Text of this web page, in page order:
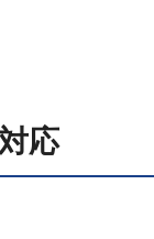
応